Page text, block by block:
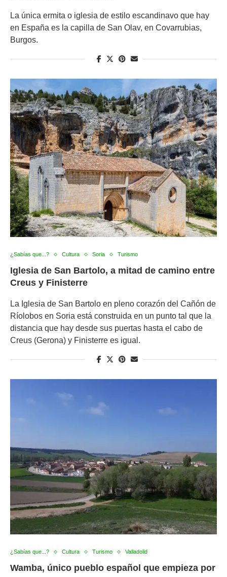
La única ermita o iglesia de estilo escandinavo que hay
en España es la capilla de San Olav, en Covarrubias,
Burgos.
¿Sabías que...? Cultura Soria Turismo
Iglesia de San Bartolo, a mitad de camino entre
Creus y Finisterre
La Iglesia de San Bartolo en pleno corazón del Cañón de
Ríolobos en Soria está construida en un punto tal que la
distancia que hay desde sus puertas hasta el cabo de
Creus (Gerona) y Finisterre es igual.
¿Sabías que...? Cultura Turismo Valladolid
Wamba, único pueblo español que empieza por